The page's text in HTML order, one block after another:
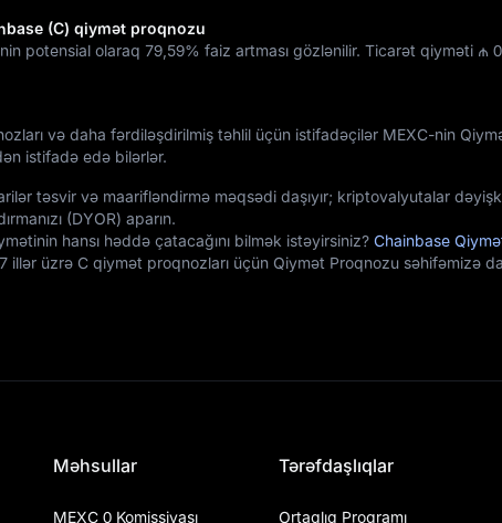
(C) qiymət proqnozu
potensial olaraq 79,59% faiz artması gözlənilir. Ticarət qiyməti ₼
və daha fərdiləşdirilmiş təhlil üçün istifadəçilər MEXC-nin
istifadə edə bilərlər.
təsvir və maarifləndirmə məqsədi daşıyır; kriptovalyutalar
(DYOR) aparın.
hansı həddə çatacağını bilmək istəyirsiniz? Chainbase
illər üzrə C qiymət proqnozları üçün Qiymət Proqnozu səhifəmizə
Məhsullar
MEXC 0 Komissiyası
Tərəfdaşlıqlar
Ortaqlıq Proqramı